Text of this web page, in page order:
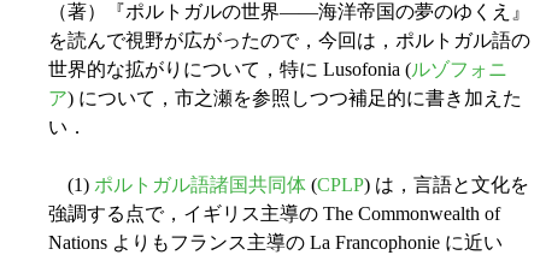
（著）『ポルトガルの世界――海洋帝国の夢のゆくえ』
を読んで視野が広がったので，今回は，ポルトガル語の
世界的な拡がりについて，特に Lusofonia (ルゾフォニ
ア) について，市之瀬を参照しつつ補足的に書き加えた
い．
(1) ポルトガル語諸国共同体 (CPLP) は，言語と文化を
強調する点で，イギリス主導の The Commonwealth of
Nations よりもフランス主導の La Francophonie に近い